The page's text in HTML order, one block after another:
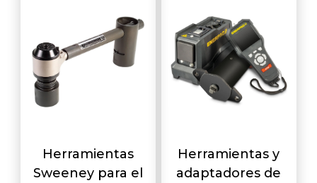
Herramientas
Sweeney para el
Herramientas y
adaptadores de